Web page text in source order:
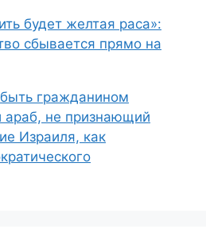
будет желтая раса»:
сбывается прямо на
гражданином
араб, не признающий
Израиля, как